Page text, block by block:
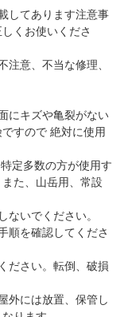
してあります注意事
くお使いくださ
注意、不当な修理、
にキズや亀裂がない
すので 絶対に使用
定多数の方が使用す
た、山岳用、常設
ないでください。
順を確認してくださ
ださい。転倒、破損
外には放置、保管し